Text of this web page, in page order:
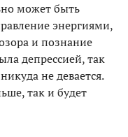
может быть
энергиями,
и познание
депрессией, так
не девается.
так и будет